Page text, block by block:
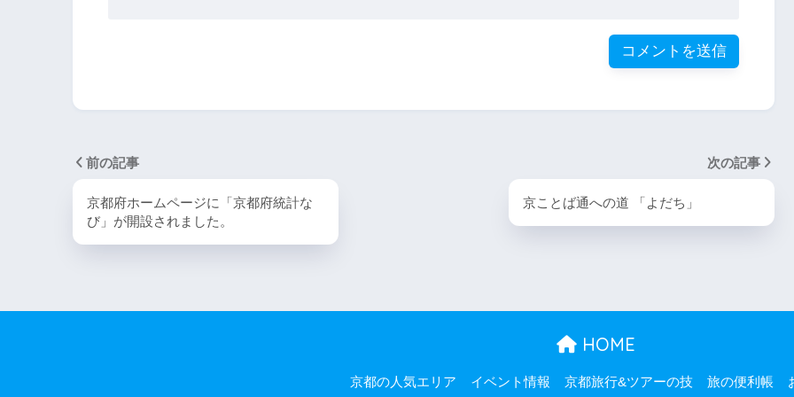
前の記事
京都府ホームページに「京都府統計な
び」が開設されました。
次の記事
京ことば通への道 「よだち」
HOME
京都の人気エリア イベント情報 京都旅行&ツアーの技 旅の便利帳